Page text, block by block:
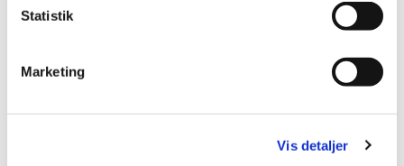
Statistik
Marketing
Vis detaljer